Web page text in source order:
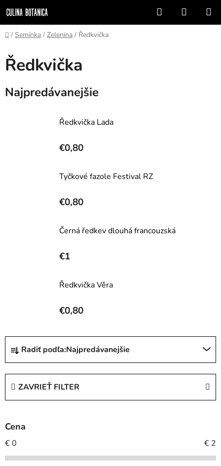
na
obsah
Hľadať
KOŠÍK
Domov
/ Semínka / Zelenina / Ředkvička
Ředkvička
Najpredávanejšie
Ředkvička Lada
€0,80
Tyčkové fazole Festival RZ
€0,80
Černá ředkev dlouhá francouzská
€1
Ředkvička Věra
€0,80
R
d
e
p
r
o
Radiť podľa:Najpredávanejšie
ZAVRIEŤ FILTER
Cena
€0 € 2